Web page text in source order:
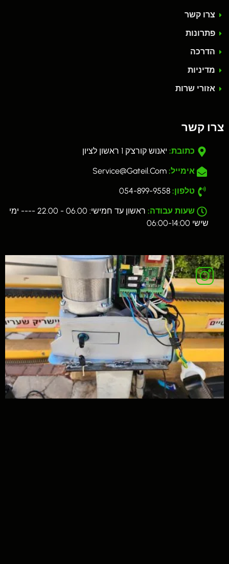
צרו קשר
פתרונות
הדרכה
מדיניות
אזורי שרות
צרו קשר
כתובת: יאנוש קורצ'ק 1 ראשון לציון
אימייל:
טלפון:
שעות עבודה:
ראשון עד חמישי: 06.00 - 22.00 ---- ימי
שישי 06:00-14:00